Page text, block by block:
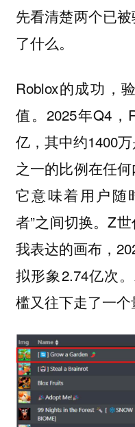
先看清楚两个已
了什么。
Roblox的成功，
值。2025年Q4，
亿，其中约1400
之一的比例在任
它意味着用户随
者”之间切换。Z
我表达的画布，
拟形象2.74亿次
槛又往下走了一个